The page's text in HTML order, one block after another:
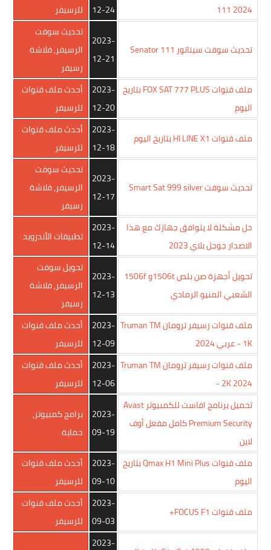
111 2024
12-24
للرسيفر
تحديث سوفت سيناتور Senator 111
2023-
12-21
تحديث سوفت
الرسيفر,فلاشة
رسيفر
ملف قنوات FOX SAT 777 PLUS بتاريخ
اليوم
2023-
12-20
أحدث ملف قنوات
للرسيفر
ملف قنوات HI LINE X1 بتاريخ اليوم
2023-
12-18
أحدث ملف قنوات
للرسيفر
تحديث سوفت Smart Sat 999 silver
2023-
12-17
تحديث سوفت
الرسيفر,فلاشة
رسيفر
حل مشكلة لا يتوافق جهازك مع هذا
الاصدار جوجل بلاي 2023
2023-
12-14
تطبيقات الأندرويد
تحويل أجهزة صن بلص 1506tو 1506f
الشعبي المنيو الرمادي
2023-
12-13
تحويل سوفت
الرسيفر,فلاشة
رسيفر
ملف قنوات رسيفر ترومان Truman TM
- 1K عربي 2024
2023-
12-09
أحدث ملف قنوات
للرسيفر
ملف قنوات رسيفر ترومان Truman TM
- 2K 2024
2023-
12-06
أحدث ملف قنوات
للرسيفر
تحميل برنامج افاست للكمبيوتر Avast
Premium Security كامل مفعل أوف
لاين
2023-
09-19
برامج كمبيوتر,
حماية
ملف قنوات Qmax H1 Mini Plus بتاريخ
اليوم
2023-
09-10
أحدث ملف قنوات
للرسيفر
ملف قنوات FOCUS F1+
2023-
09-03
أحدث ملف قنوات
للرسيفر
2023-